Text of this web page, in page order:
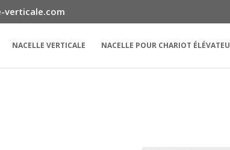
verticale.com
NACELLE VERTICALE NACELLE POUR CHARIOT